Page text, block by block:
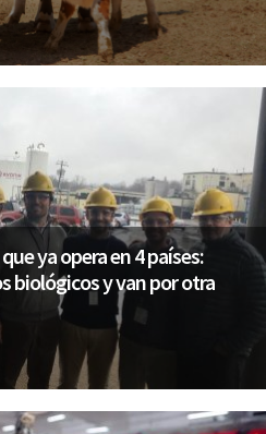
ya opera en 4 países:
biológicos y van por otra